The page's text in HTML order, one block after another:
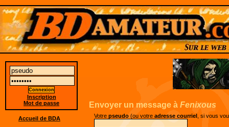
Envoyer un message à Fenixous
Votrepseudo (ou votreadresse courriel , si vous
Inscription
Mot de passe
Accueil de BDA